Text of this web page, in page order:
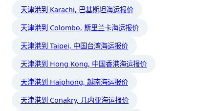
天津港到 Karachi, 巴基斯坦海运报价
天津港到 Colombo, 斯里兰卡海运报价
天津港到 Taipei, 中国台湾海运报价
天津港到 Hong Kong, 中国香港海运报价
天津港到 Haiphong, 越南海运报价
天津港到 Conakry, 几内亚海运报价